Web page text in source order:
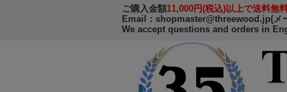
ご購入金額11,000円(税込)以上で送料無料
Email： shopmaster@threewood.jp(メ
We accept questions and orders in